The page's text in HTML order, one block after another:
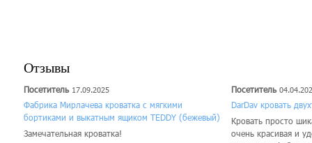
Отзывы
Посетитель 17.09.2025
Фабрика Мирлачева кроватка с мягкими
бортиками и выкатным ящиком TEDDY (бежевый)
Замечательная кроватка!
Посетитель
DarDav кровать
Кровать просто
очень красивая и